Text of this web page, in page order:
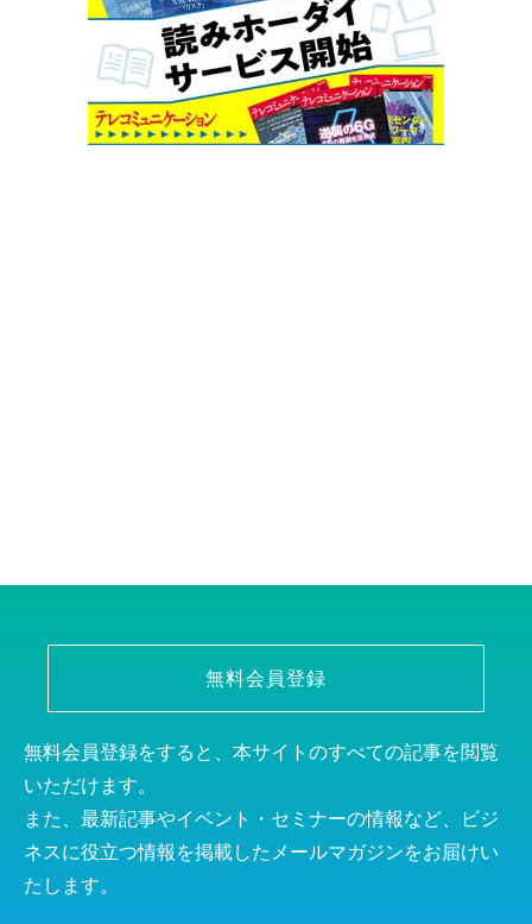
無料会員登録
無料会員登録をすると、本サイトのすべての記事を閲覧
いただけます。
また、最新記事やイベント・セミナーの情報など、ビジ
ネスに役立つ情報を掲載したメールマガジンをお届けい
たします。